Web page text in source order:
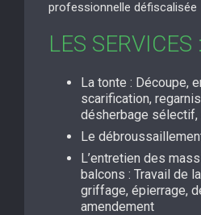
professionnelle défiscalisée
LES SERVICES :
La tonte : Découpe,
scarification,
désherbage sélectif,
Le
L’entretien des
balcons : Travail de
griffage, épierrage,
amendement